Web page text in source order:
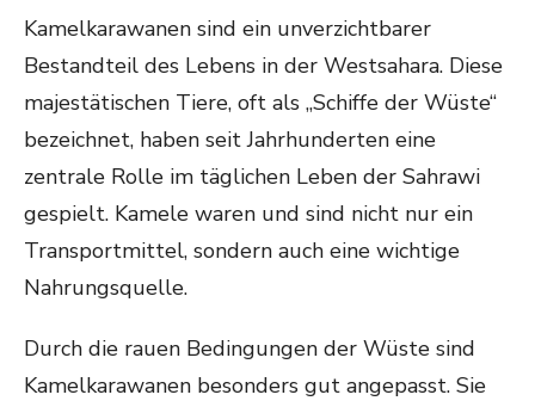
Kamelkarawanen sind ein unverzichtbarer
Bestandteil des Lebens in der Westsahara. Diese
majestätischen Tiere, oft als „Schiffe der Wüste“
bezeichnet, haben seit Jahrhunderten eine
zentrale Rolle im täglichen Leben der Sahrawi
gespielt. Kamele waren und sind nicht nur ein
Transportmittel, sondern auch eine wichtige
Nahrungsquelle.
Durch die rauen Bedingungen der Wüste sind
Kamelkarawanen besonders gut angepasst. Sie